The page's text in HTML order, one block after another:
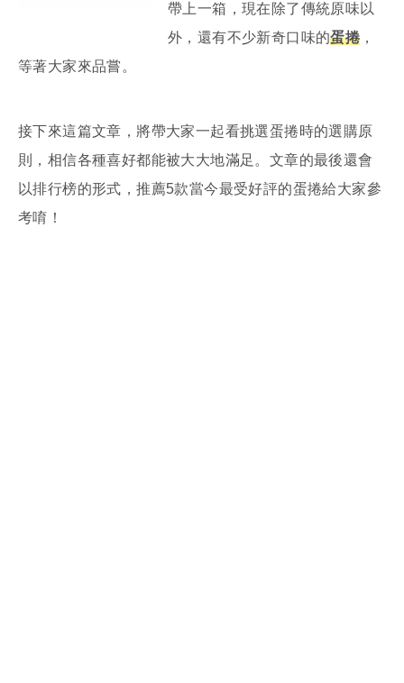
帶上一箱，現在除了傳統原味以
外，還有不少新奇口味的蛋捲 ，
等著大家來品嘗。
接下來這篇文章，將帶大家一起看挑選蛋捲時的選購原
則，相信各種喜好都能被大大地滿足。文章的最後還會
以排行榜的形式，推薦5款當今最受好評的蛋捲給大家參
考唷！